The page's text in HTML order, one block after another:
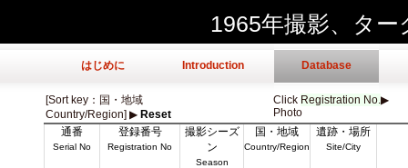
1965年撮影、タ
はじめに Introduction Database
[Sort key：国・地域
Country/Region] ▶︎ Reset
Click Registration No.▶︎
Photo
通番
Serial No
登録番号
Registration No
撮影シーズ
ン
Season
国・地域
Country/Region
遺跡・場所
Site/City